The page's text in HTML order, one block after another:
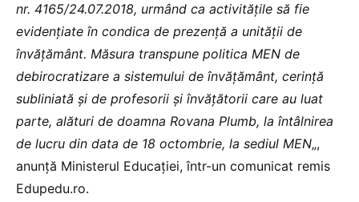
nr. 4165/24.07.2018, urmând ca activităţile să fie
evidențiate în condica de prezenţă a unității de
învăţământ. Măsura transpune politica MEN de
debirocratizare a sistemului de învățământ, cerință
subliniată și de profesorii și învățătorii care au luat
parte, alături de doamna Rovana Plumb, la întâlnirea
de lucru din data de 18 octombrie, la sediul MEN„,
anunță Ministerul Educației, într-un comunicat remis
Edupedu.ro.